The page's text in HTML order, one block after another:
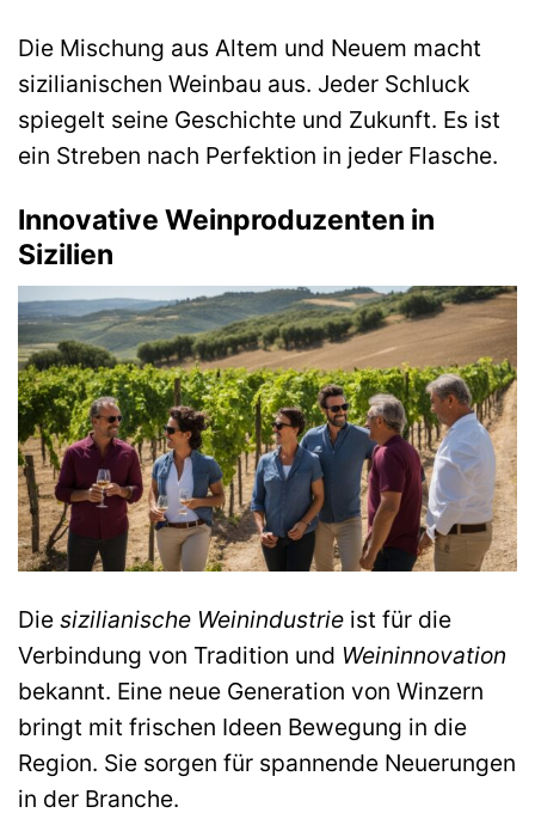
Die Mischung aus Altem und Neuem macht
sizilianischen Weinbau aus. Jeder Schluck
spiegelt seine Geschichte und Zukunft. Es ist
ein Streben nach Perfektion in jeder Flasche.
Innovative Weinproduzenten in
Sizilien
Die sizilianische Weinindustrie ist für die
Verbindung von Tradition und Weininnovation
bekannt. Eine neue Generation von Winzern
bringt mit frischen Ideen Bewegung in die
Region. Sie sorgen für spannende Neuerungen
in der Branche.